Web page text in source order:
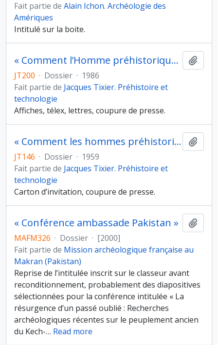
Fait partie de Alain Ichon. Archéologie des
Amériques
Intitulé sur la boite.
« Comment l’Homme préhistorique taillait des outils ? » et « L’outil de pierre en préhistoire », conférences à Zamora (Espagne) dans le cadre du département de Préhistoire de l’université et à Salamanque (faculté de géographie et d’histoire, département de préhistoire) les 4 et 6 novembre 1986
JT200 · Dossier · 1986
Fait partie de Jacques Tixier. Préhistoire et
technologie
Affiches, télex, lettres, coupure de presse.
« Comment les hommes préhistoriques taillaient-ils le silex ? », conférence à la Faculté des Lettres (Institut des Hautes Etudes Marocaines), Rabat, le 2 février 1959
JT146 · Dossier · 1959
Fait partie de Jacques Tixier. Préhistoire et
technologie
Carton d’invitation, coupure de presse.
« Conférence ambassade Pakistan »
MAFM326 · Dossier · [2000]
Fait partie de Mission archéologique française au
Makran (Pakistan)
Reprise de l’intitulée inscrit sur le classeur avant
reconditionnement, probablement des diapositives
sélectionnées pour la conférence intitulée « La
résurgence d’un passé oublié : Recherches
archéologiques récentes sur le peuplement ancien
du Kech-… Read more